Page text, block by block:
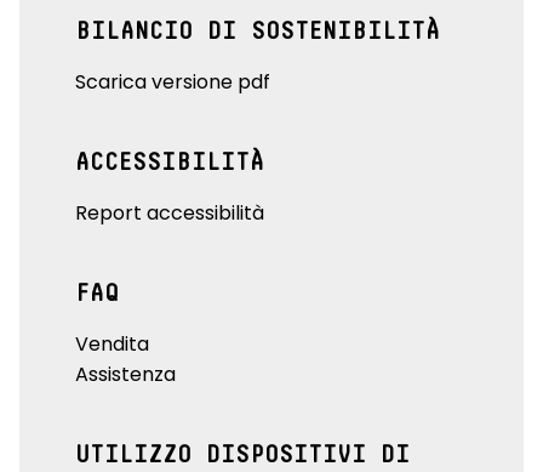
BILANCIO DI SOSTENIBILITÀ
Scarica versione pdf
ACCESSIBILITÀ
Report accessibilità
FAQ
Vendita
Assistenza
UTILIZZO DISPOSITIVI DI